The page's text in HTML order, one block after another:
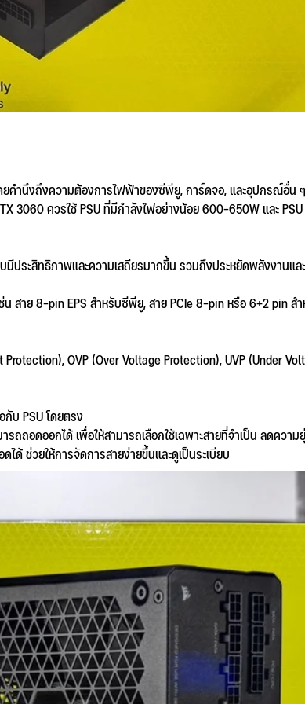
คำนึงถึงความต้องการไฟฟ้าของซีพียู, การ์ดจอ, และอุปกรณ์อื่น ๆ
3060 ควรใช้ PSU ที่มีกำลังไฟอย่างน้อย 600-650W และ
มีประสิทธิภาพและความเสถียรมากขึ้น รวมถึงประหยัดพลังงานแล
สาย 8-pin EPS สำหรับซีพียู, สาย PCIe 8-pin หรือ 6+2 pin สำ
OVP (Over Voltage Protection), UVP (Under
บ PSU โดยตรง
ถอดออกได้ เพื่อให้สามารถเลือกใช้เฉพาะสายที่จำเป็น ลดความยุ่
ด้ ช่วยให้การจัดการสายง่ายขึ้นและดูเป็นระเบียบ